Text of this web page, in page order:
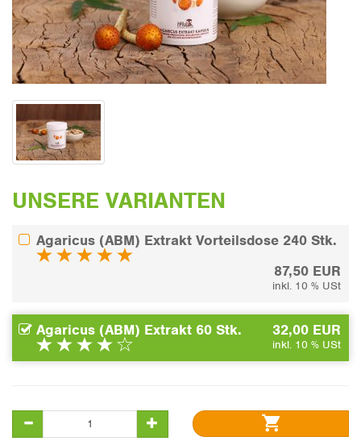
UNSERE VARIANTEN
Agaricus (ABM) Extrakt Vorteilsdose 240 Stk.
87,50 EUR
inkl. 10 % USt
Agaricus (ABM) Extrakt 60 Stk. 32,00 EUR
inkl. 10 % USt